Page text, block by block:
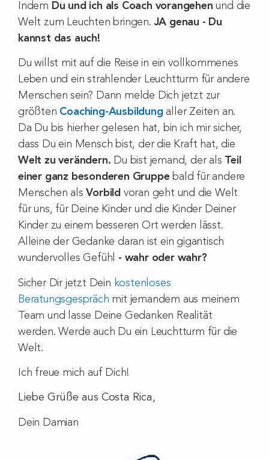
Indem Du und ich als Coach vorangehen und die
Welt zum Leuchten bringen.JA genau - Du
kannst das auch!
Du willst mit auf die Reise in ein vollkommenes
Leben und ein strahlender Leuchtturm für andere
Menschen sein? Dann melde Dich jetzt zur
größten Coaching-Ausbildungaller Zeiten an.
Da Du bis hierher gelesen hat, bin ich mir sicher,
dass Du ein Mensch bist, der die Kraft hat, die
Welt zu verändern. Du bist jemand, der als Teil
einer ganz besonderen Gruppebald für andere
Menschen alsVorbild voran geht und die Welt
für uns, für Deine Kinder und die Kinder Deiner
Kinder zu einem besseren Ort werden lässt.
Alleine der Gedanke daran ist ein gigantisch
wundervolles Gefühl - wahr oder wahr?
Sicher Dir jetzt Dein kostenloses
Beratungsgespräch mit jemandem aus meinem
Team und lasse Deine Gedanken Realität
werden. Werde auch Du ein Leuchtturm für die
Welt.
Ich freue mich auf Dich!
Liebe Grüße aus Costa Rica,
Dein Damian